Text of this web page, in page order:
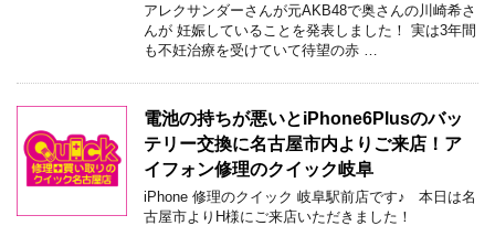
アレクサンダーさんが元AKB48で奥さんの川崎希さ
んが 妊娠していることを発表しました！ 実は3年間
も不妊治療を受けていて待望の赤 …
電池の持ちが悪いとiPhone6Plusのバッ
テリー交換に名古屋市内よりご来店！ア
イフォン修理のクイック岐阜
iPhone 修理のクイック 岐阜駅前店です♪ 本日は名
古屋市よりH様にご来店いただきました！